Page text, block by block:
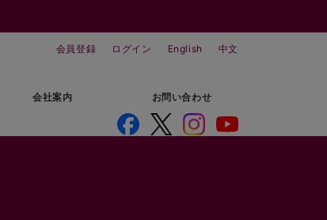
会員登録 ログイン English 中文
会社案内 お問い合わせ